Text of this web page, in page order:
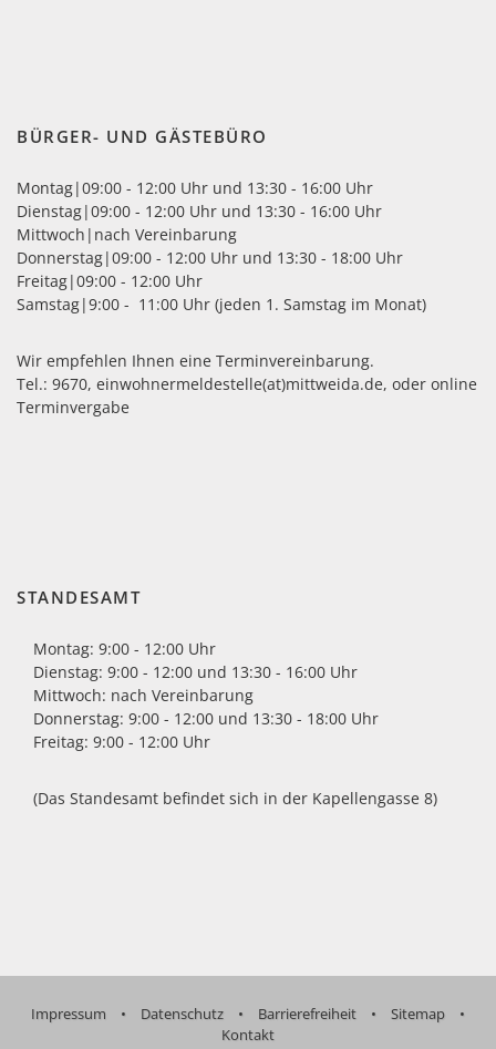
09:00 - 18:00
Uhr
09:00 - 18:00
Uhr
09:00 - 12:00
Uhr
10:00
16:00
BÜRGER- UND GÄSTEBÜRO
Montag|09:00 - 12:00 Uhr und 13:30 - 16:00 Uhr
Dienstag|09:00 - 12:00 Uhr und 13:30 - 16:00 Uhr
Mittwoch|nach Vereinbarung
Donnerstag|09:00 - 12:00 Uhr und 13:30 - 18:00 Uhr
Freitag|09:00 - 12:00 Uhr
Samstag|9:00 - 11:00 Uhr (jeden 1. Samstag im Monat)
Wir empfehlen Ihnen eine Terminvereinbarung.
Tel.: 9670, einwohnermeldestelle(at)mittweida.de, oder online
Terminvergabe
STANDESAMT
Montag: 9:00 - 12:00 Uhr
Dienstag: 9:00 - 12:00 und 13:30 - 16:00 Uhr
Mittwoch: nach Vereinbarung
Donnerstag: 9:00 - 12:00 und 13:30 - 18:00 Uhr
Freitag: 9:00 - 12:00 Uhr
(Das Standesamt befindet sich in der Kapellengasse 8)
Impressum • Datenschutz • Barrierefreiheit • Sitemap
•
Kontakt